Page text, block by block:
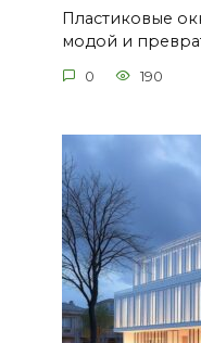
Пластиковые
модой и
0 190